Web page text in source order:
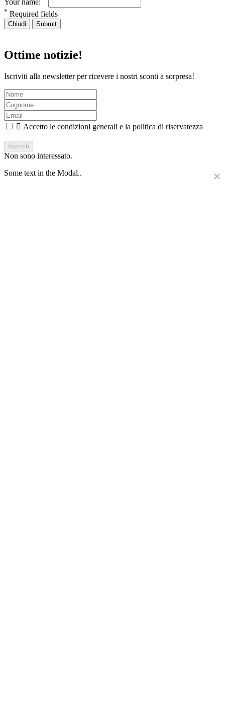
* Required fields
Chiudi Submit
Ottime notizie!
Iscriviti alla newsletter per ricevere i nostri sconti a sorpresa!
 Accetto le condizioni generali e la politica di riservatezza
Iscriviti
Non sono interessato.
×
Some text in the Modal..